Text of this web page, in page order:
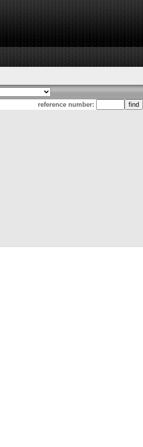
reference number: